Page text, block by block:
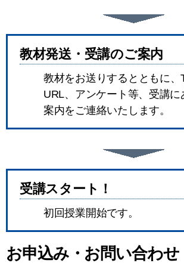
教材発送・受講のご案内
教材をお送りするとともに、
URL、アンケート等、受講
案内をご連絡いたします。
受講スタート！
初回授業開始です。
お申込み・お問い合わせ